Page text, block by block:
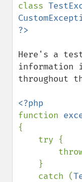
class
Here's a
information
throughout
function
{
    catch (